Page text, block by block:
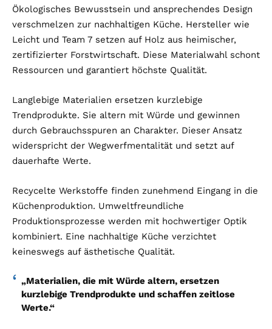
Ökologisches Bewusstsein und ansprechendes Design
verschmelzen zur nachhaltigen Küche. Hersteller wie
Leicht und Team 7 setzen auf Holz aus heimischer,
zertifizierter Forstwirtschaft. Diese Materialwahl schont
Ressourcen und garantiert höchste Qualität.
Langlebige Materialien ersetzen kurzlebige
Trendprodukte. Sie altern mit Würde und gewinnen
durch Gebrauchsspuren an Charakter. Dieser Ansatz
widerspricht der Wegwerfmentalität und setzt auf
dauerhafte Werte.
Recycelte Werkstoffe finden zunehmend Eingang in die
Küchenproduktion. Umweltfreundliche
Produktionsprozesse werden mit hochwertiger Optik
kombiniert. Eine nachhaltige Küche verzichtet
keineswegs auf ästhetische Qualität.
„Materialien, die mit Würde altern, ersetzen
kurzlebige Trendprodukte und schaffen zeitlose
Werte.“